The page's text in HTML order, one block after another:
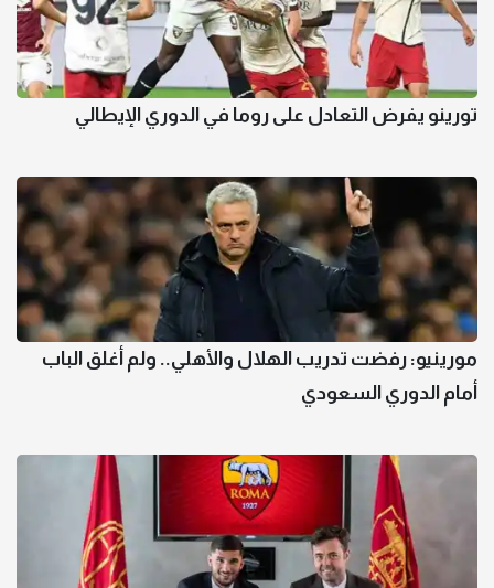
تورينو يفرض التعادل على روما في الدوري الإيطالي
مورينيو: رفضت تدريب الهلال والأهلي.. ولم أغلق الباب
أمام الدوري السعودي